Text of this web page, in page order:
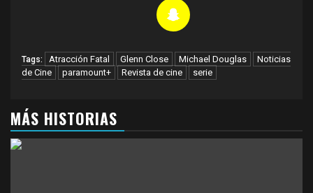
Tags: Atracción Fatal Glenn Close Michael Douglas
Noticias
de Cine
paramount+ Revista de cine serie
MÁS HISTORIAS